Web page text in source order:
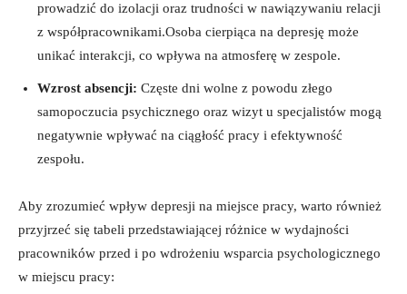
prowadzić do ‍izolacji oraz‍ trudności w nawiązywaniu ‍relacji
z współpracownikami.Osoba cierpiąca na depresję ​może
unikać interakcji, co wpływa na atmosferę w zespole.
Wzrost absencji: Częste dni wolne z ‌powodu złego
samopoczucia psychicznego oraz wizyt u specjalistów mogą​
negatywnie wpływać na⁤ ciągłość​ pracy⁢ i efektywność
zespołu.
Aby zrozumieć wpływ depresji⁢ na miejsce pracy, warto ‌również
przyjrzeć się tabeli przedstawiającej różnice⁤ w wydajności⁤
pracowników przed i po ⁣wdrożeniu wsparcia psychologicznego
w miejscu ⁣pracy: